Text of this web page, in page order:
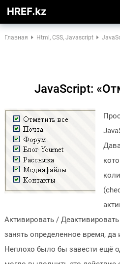
Главная Html, CSS, Javascript
JavaScript:
Активировать /
занять определенное время, да
Неплохо было бы завести ещё